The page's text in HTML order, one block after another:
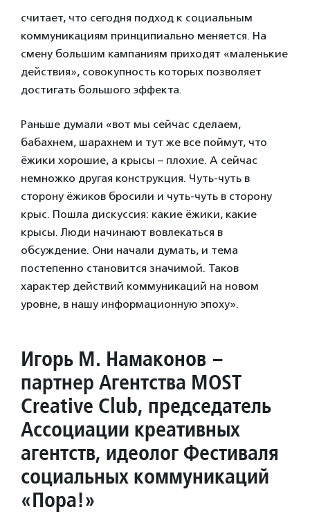
считает, что сегодня подход к социальным
коммуникациям принципиально меняется. На
смену большим кампаниям приходят «маленькие
действия», совокупность которых позволяет
достигать большого эффекта.
Раньше думали «вот мы сейчас сделаем,
бабахнем, шарахнем и тут же все поймут, что
ёжики хорошие, а крысы – плохие. А сейчас
немножко другая конструкция. Чуть-чуть в
сторону ёжиков бросили и чуть-чуть в сторону
крыс. Пошла дискуссия: какие ёжики, какие
крысы. Люди начинают вовлекаться в
обсуждение. Они начали думать, и тема
постепенно становится значимой. Таков
характер действий коммуникаций на новом
уровне, в нашу информационную эпоху».
Игорь М. Намаконов –
партнер Агентства MOST
Creative Club, председатель
Ассоциации креативных
агентств, идеолог Фестиваля
социальных коммуникаций
«Пора!»